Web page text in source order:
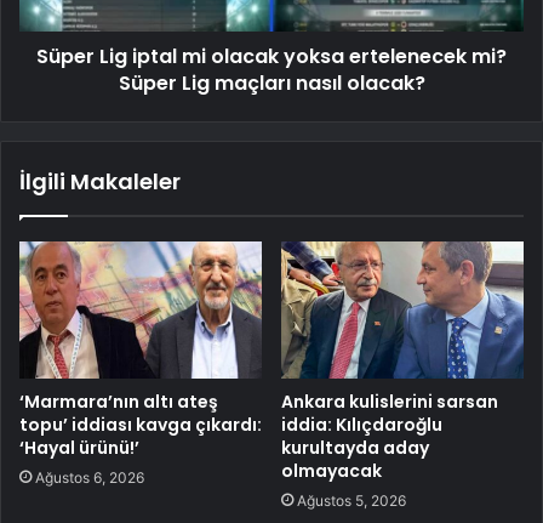
Süper Lig iptal mi olacak yoksa ertelenecek mi?
Süper Lig maçları nasıl olacak?
İlgili Makaleler
‘Marmara’nın altı ateş
topu’ iddiası kavga çıkardı:
‘Hayal ürünü!’
Ağustos 6, 2026
Ankara kulislerini sarsan
iddia: Kılıçdaroğlu
kurultayda aday
olmayacak
Ağustos 5, 2026